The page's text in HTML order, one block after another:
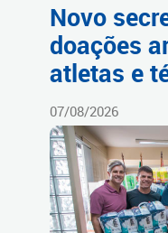
Novo
doações
atletas e
07/08/2026